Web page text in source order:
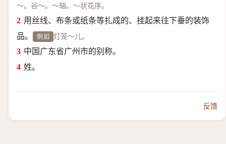
～。谷～。～轴。～状花序。
用丝线、布条或纸条等扎成的、挂起来往下垂的装饰
品。
例如 灯笼～儿。
中国广东省广州市的别称。
姓。
反馈